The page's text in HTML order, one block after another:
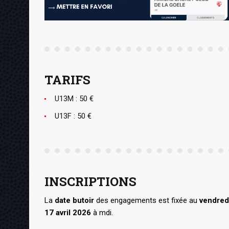
TARIFS
U13M : 50 €
U13F : 50 €
INSCRIPTIONS
La date butoir des engagements est fixée au
17 avril 2026 à mdi.